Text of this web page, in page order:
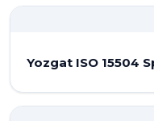
Yozgat ISO 15504